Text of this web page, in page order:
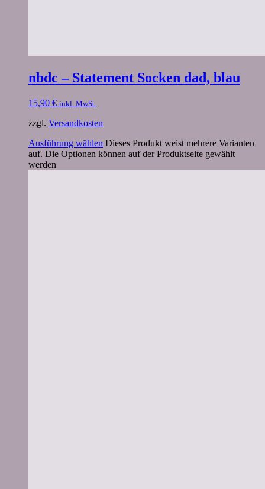
nbdc – Statement Socken dad, blau
15,90 € inkl. MwSt.
zzgl. Versandkosten
Ausführung wählen Dieses Produkt weist mehrere Varianten
auf. Die Optionen können auf der Produktseite gewählt
werden